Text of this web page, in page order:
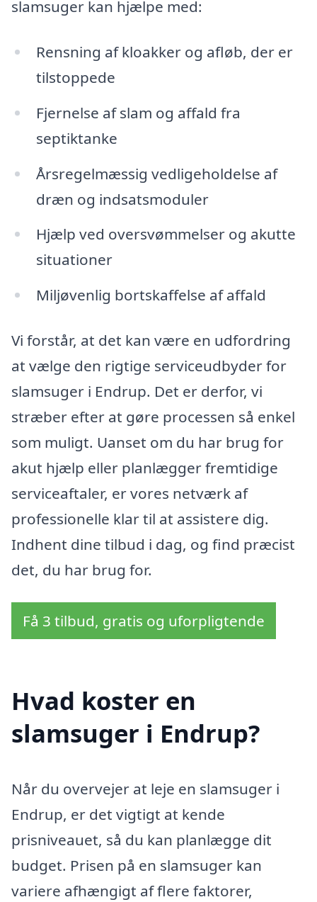
slamsuger kan hjælpe med:
Rensning af kloakker og afløb, der er
tilstoppede
Fjernelse af slam og affald fra
septiktanke
Årsregelmæssig vedligeholdelse af
dræn og indsatsmoduler
Hjælp ved oversvømmelser og akutte
situationer
Miljøvenlig bortskaffelse af affald
Vi forstår, at det kan være en udfordring
at vælge den rigtige serviceudbyder for
slamsuger i Endrup. Det er derfor, vi
stræber efter at gøre processen så enkel
som muligt. Uanset om du har brug for
akut hjælp eller planlægger fremtidige
serviceaftaler, er vores netværk af
professionelle klar til at assistere dig.
Indhent dine tilbud i dag, og find præcist
det, du har brug for.
Få 3 tilbud, gratis og uforpligtende
Hvad koster en
slamsuger i Endrup?
Når du overvejer at leje en slamsuger i
Endrup, er det vigtigt at kende
prisniveauet, så du kan planlægge dit
budget. Prisen på en slamsuger kan
variere afhængigt af flere faktorer,